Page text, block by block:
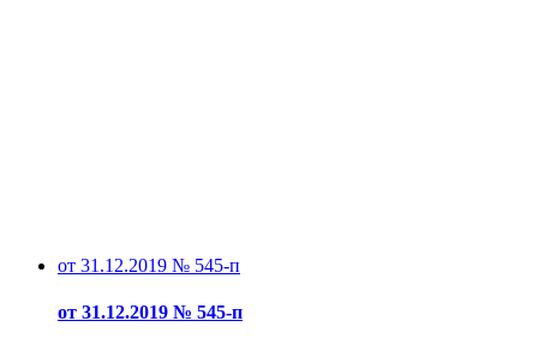
от 31.12.2019 № 545-п
от 31.12.2019 № 545-п